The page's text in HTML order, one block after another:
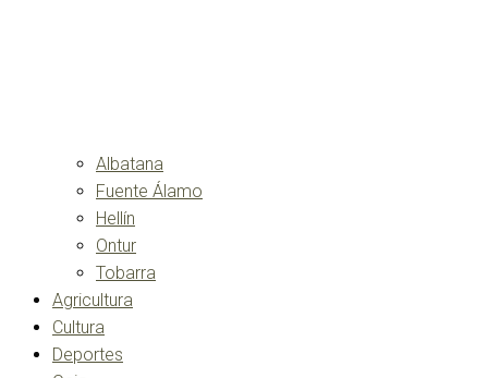
Albatana
Fuente Álamo
Hellín
Ontur
Tobarra
Agricultura
Cultura
Deportes